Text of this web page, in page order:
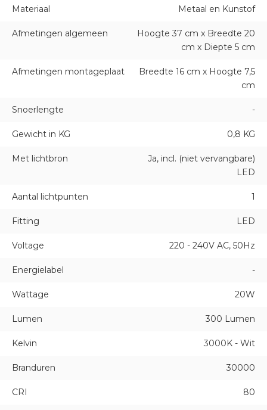
Materiaal Metaal en Kunstof
Afmetingen algemeen
Hoogte 37 cm x Breedte 20
cm x Diepte 5 cm
Afmetingen montageplaat
Breedte 16 cm x Hoogte 7,5
cm
Snoerlengte -
Gewicht in KG 0,8 KG
Met lichtbron
Ja, incl. (niet vervangbare)
LED
Aantal lichtpunten 1
Fitting LED
Voltage 220 - 240V AC, 50Hz
Energielabel -
Wattage 20W
Lumen 300 Lumen
Kelvin 3000K - Wit
Branduren 30000
CRI 80